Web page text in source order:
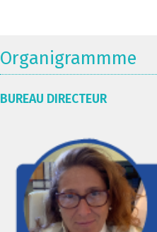
Organigrammme
BUREAU DIRECTEUR